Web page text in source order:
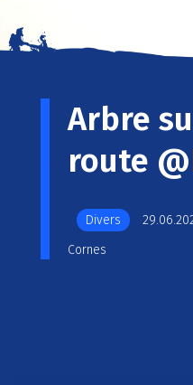
Arbre
route
Divers
Cornes